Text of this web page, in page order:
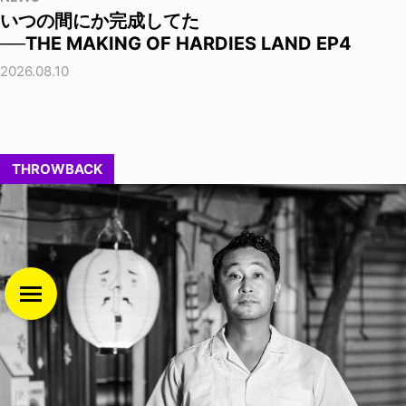
いつの間にか完成してた
──THE MAKING OF HARDIES LAND EP4
2026.08.10
THROWBACK